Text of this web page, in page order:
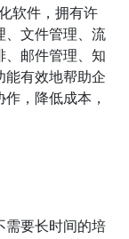
软件，拥有许
、文件管理、流
、邮件管理、知
能有效地帮助企
，降低成本，
需要长时间的培